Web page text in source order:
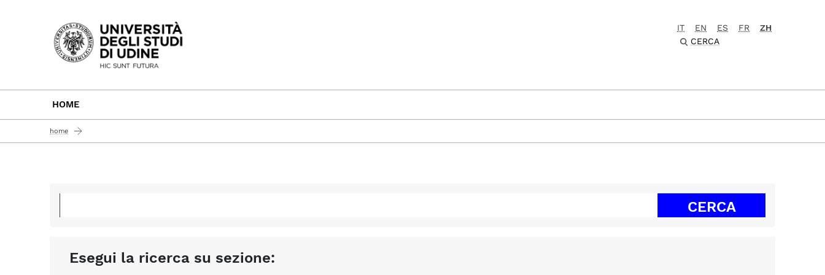
Passa al contenuto principale
IT EN ES FR
ZH
CERCA
HOME
home
Esegui la ricerca su sezione: